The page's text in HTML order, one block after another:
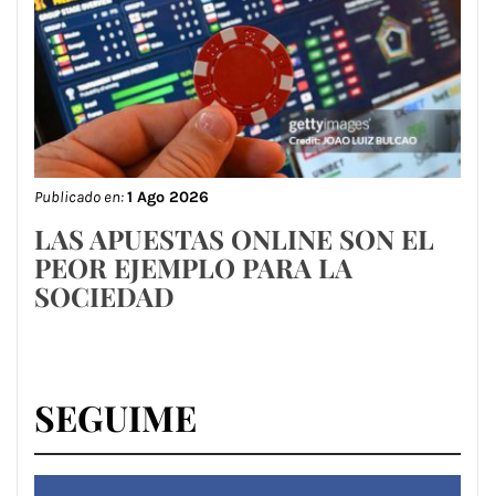
Publicado en:1 Ago 2026
LAS APUESTAS ONLINE SON EL
PEOR EJEMPLO PARA LA
SOCIEDAD
SEGUIME